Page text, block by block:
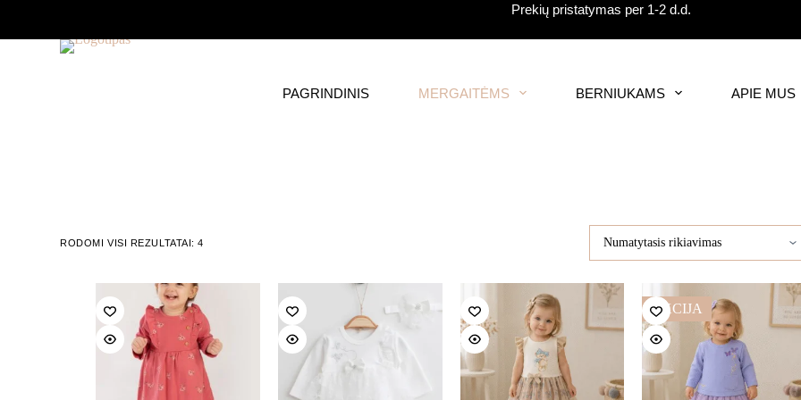
content
Prekių pristatymas per 1-2 d.d.
PAGRINDINIS MERGAITĖMS BERNIUKAMS APIE MUS
RODOMI VISI REZULTATAI: 4
AKCIJA